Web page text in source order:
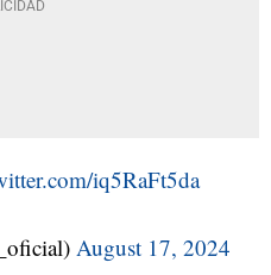
iq5RaFt5da
August 17, 2024